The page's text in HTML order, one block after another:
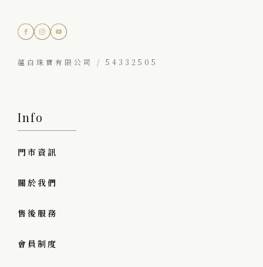
蘊白珠寶有限公司 / 54332505
Info
門市資訊
關於我們
售後服務
會員制度